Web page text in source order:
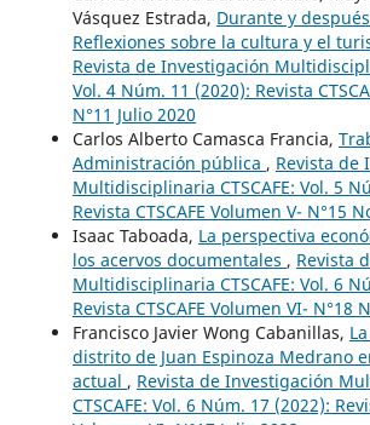
Vásquez Estrada, Durante y
Reflexiones sobre la cultura y el
Revista de Investigación
Vol. 4 Núm. 11 (2020): Revista
N°11 Julio 2020
Carlos Alberto Camasca Francia,
Administración pública , Revista de
Multidisciplinaria CTSCAFE: Vol. 5
Revista CTSCAFE Volumen V- N°15
Isaac Taboada, La perspectiva
los acervos documentales , Revista
Multidisciplinaria CTSCAFE: Vol. 6
Revista CTSCAFE Volumen VI- N°18
Francisco Javier Wong Cabanillas,
distrito de Juan Espinoza Medrano
actual , Revista de Investigación
CTSCAFE: Vol. 6 Núm. 17 (2022):